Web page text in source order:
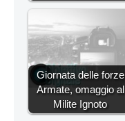
Giornata delle forze
Armate, omaggio al
Milite Ignoto